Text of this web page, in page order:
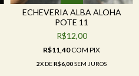
ECHEVERIA ALBA ALOHA
POTE 11
R$12,00
R$11,40COM PIX
2X DER$6,00SEM JUROS